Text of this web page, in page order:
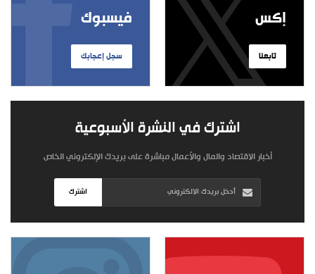
فيسبوك
سجل إعجابك
إكس
تابعنا
اشترك في النشرة الأسبوعية
أخبار الاقتصاد والمال والأعمال مباشرة على بريدك الإلكتروني الخاص
اشترك